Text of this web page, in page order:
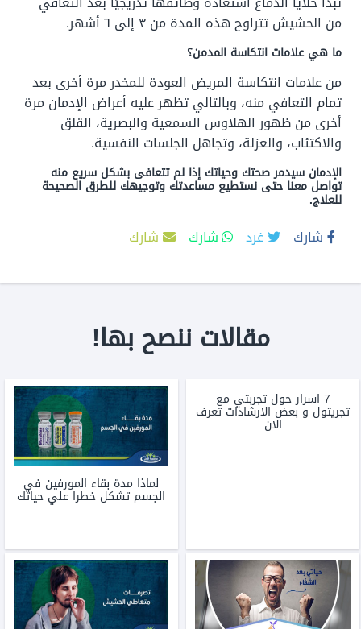
من الحشيش تتراوح هذه المدة من ٣ إلى ٦ أشهر.
ما هي علامات انتكاسة المدمن؟
من علامات انتكاسة المريض العودة للمخدر مرة أخرى بعد
تمام التعافي منه، وبالتالي تظهر عليه أعراض الإدمان مرة
أخرى من ظهور الهلاوس السمعية والبصرية، القلق
والاكتئاب، والعزلة، وتجاهل الجلسات النفسية.
الإدمان سيدمر صحتك وحياتك إذا لم تتعافى بشكل سريع منه
تواصل معنا حتى نستطيع مساعدتك وتوجيهك للطرق الصحيحة
للعلاج.
شارك غرد شارك شارك
مقالات ننصح بها!
7 اسرار حول تجربتي مع
تجريتول و بعض الارشادات تعرف
الان
لماذا مدة بقاء المورفين في
الجسم تشكل خطرا علي حياتك